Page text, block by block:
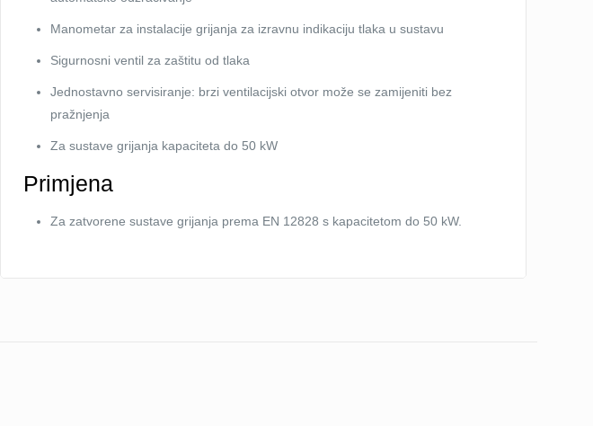
Manometar za instalacije grijanja za izravnu indikaciju tlaka u sustavu
Sigurnosni ventil za zaštitu od tlaka
Jednostavno servisiranje: brzi ventilacijski otvor može se zamijeniti bez
pražnjenja
Za sustave grijanja kapaciteta do 50 kW
Primjena
Za zatvorene sustave grijanja prema EN 12828 s kapacitetom do 50 kW.